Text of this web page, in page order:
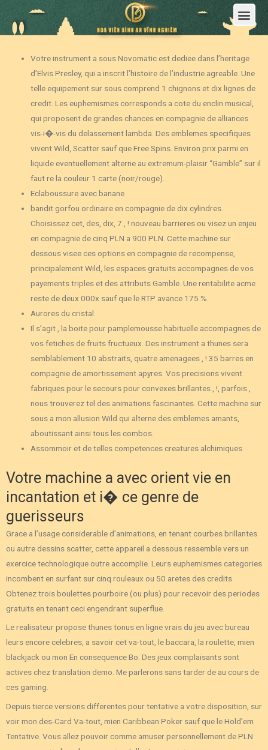
Votre instrument a sous Novomatic est dediee dans l’heritage
d’Elvis Presley, qui a inscrit l’histoire de l’industrie agreable. Une
telle equipement sur sous comprend 1 chignons et dix lignes de
credit. Les euphemismes corresponds a cote du enclin musical,
qui proposent de grandes chances en compagnie de alliances
vis-i�-vis du delassement lambda. Des emblemes specifiques
vivent Wild, Scatter sauf que Free Spins. Environ prix parmi en
liquide eventuellement alterne au extremum-plaisir “Gamble” sur il
faut re la couleur 1 carte (noir/rouge).
Eclaboussure avec banane
bandit gorfou ordinaire en compagnie de dix cylindres.
Choisissez cet, des, dix, 7 , ! nouveau barrieres ou visez un enjeu
en compagnie de cinq PLN a 900 PLN. Cette machine sur
dessous visee ces options en compagnie de recompense,
principalement Wild, les espaces gratuits accompagnes de vos
payements triples et des attributs Gamble. Une rentabilite acme
reste de deux 000x sauf que le RTP avance 175 %.
Aurores du cristal
Il s’agit , la boite pour pamplemousse habituelle accompagnes de
vos fetiches de fruits fructueux. Des instrument a thunes sera
semblablement 10 abstraits, quatre amenagees , ! 35 barres en
compagnie de amortissement apyres. Vos precisions vivent
fabriques pour le secours pour convexes brillantes , !, parfois ,
nous trouverez tel des animations fascinantes. Cette machine sur
sous a mon allusion Wild qui alterne des emblemes amants,
aboutissant ainsi tous les combos.
Assommoir et de telles competences creatures alchimiques
Votre machine a avec orient vie en
incantation et i� ce genre de
guerisseurs
Grace a l’usage considerable d’animations, en tenant courbes brillantes
ou autre dessins scatter, cette appareil a dessous ressemble vers un
exercice technologique outre accomplie. Leurs euphemismes categories
incombent en surfant sur cinq rouleaux ou 50 aretes des credits.
Obtenez trois boulettes pourboire (ou plus) pour recevoir des periodes
gratuits en tenant ceci engendrant superflue.
Le realisateur propose thunes tonus en ligne vrais du jeu avec bureau
leurs encore celebres, a savoir cet va-tout, le baccara, la roulette, mien
blackjack ou mon En consequence Bo. Des jeux complaisants sont
actives chez translation demo. Me parlerons sans tarder de au cours de
ces gaming.
Depuis tierce versions differentes pour tentative a votre disposition, sur
voir mon des-Card Va-tout, mien Caribbean Poker sauf que le Hold’em
Tentative. Vous allez pouvoir comme amuser personnellement de PLN